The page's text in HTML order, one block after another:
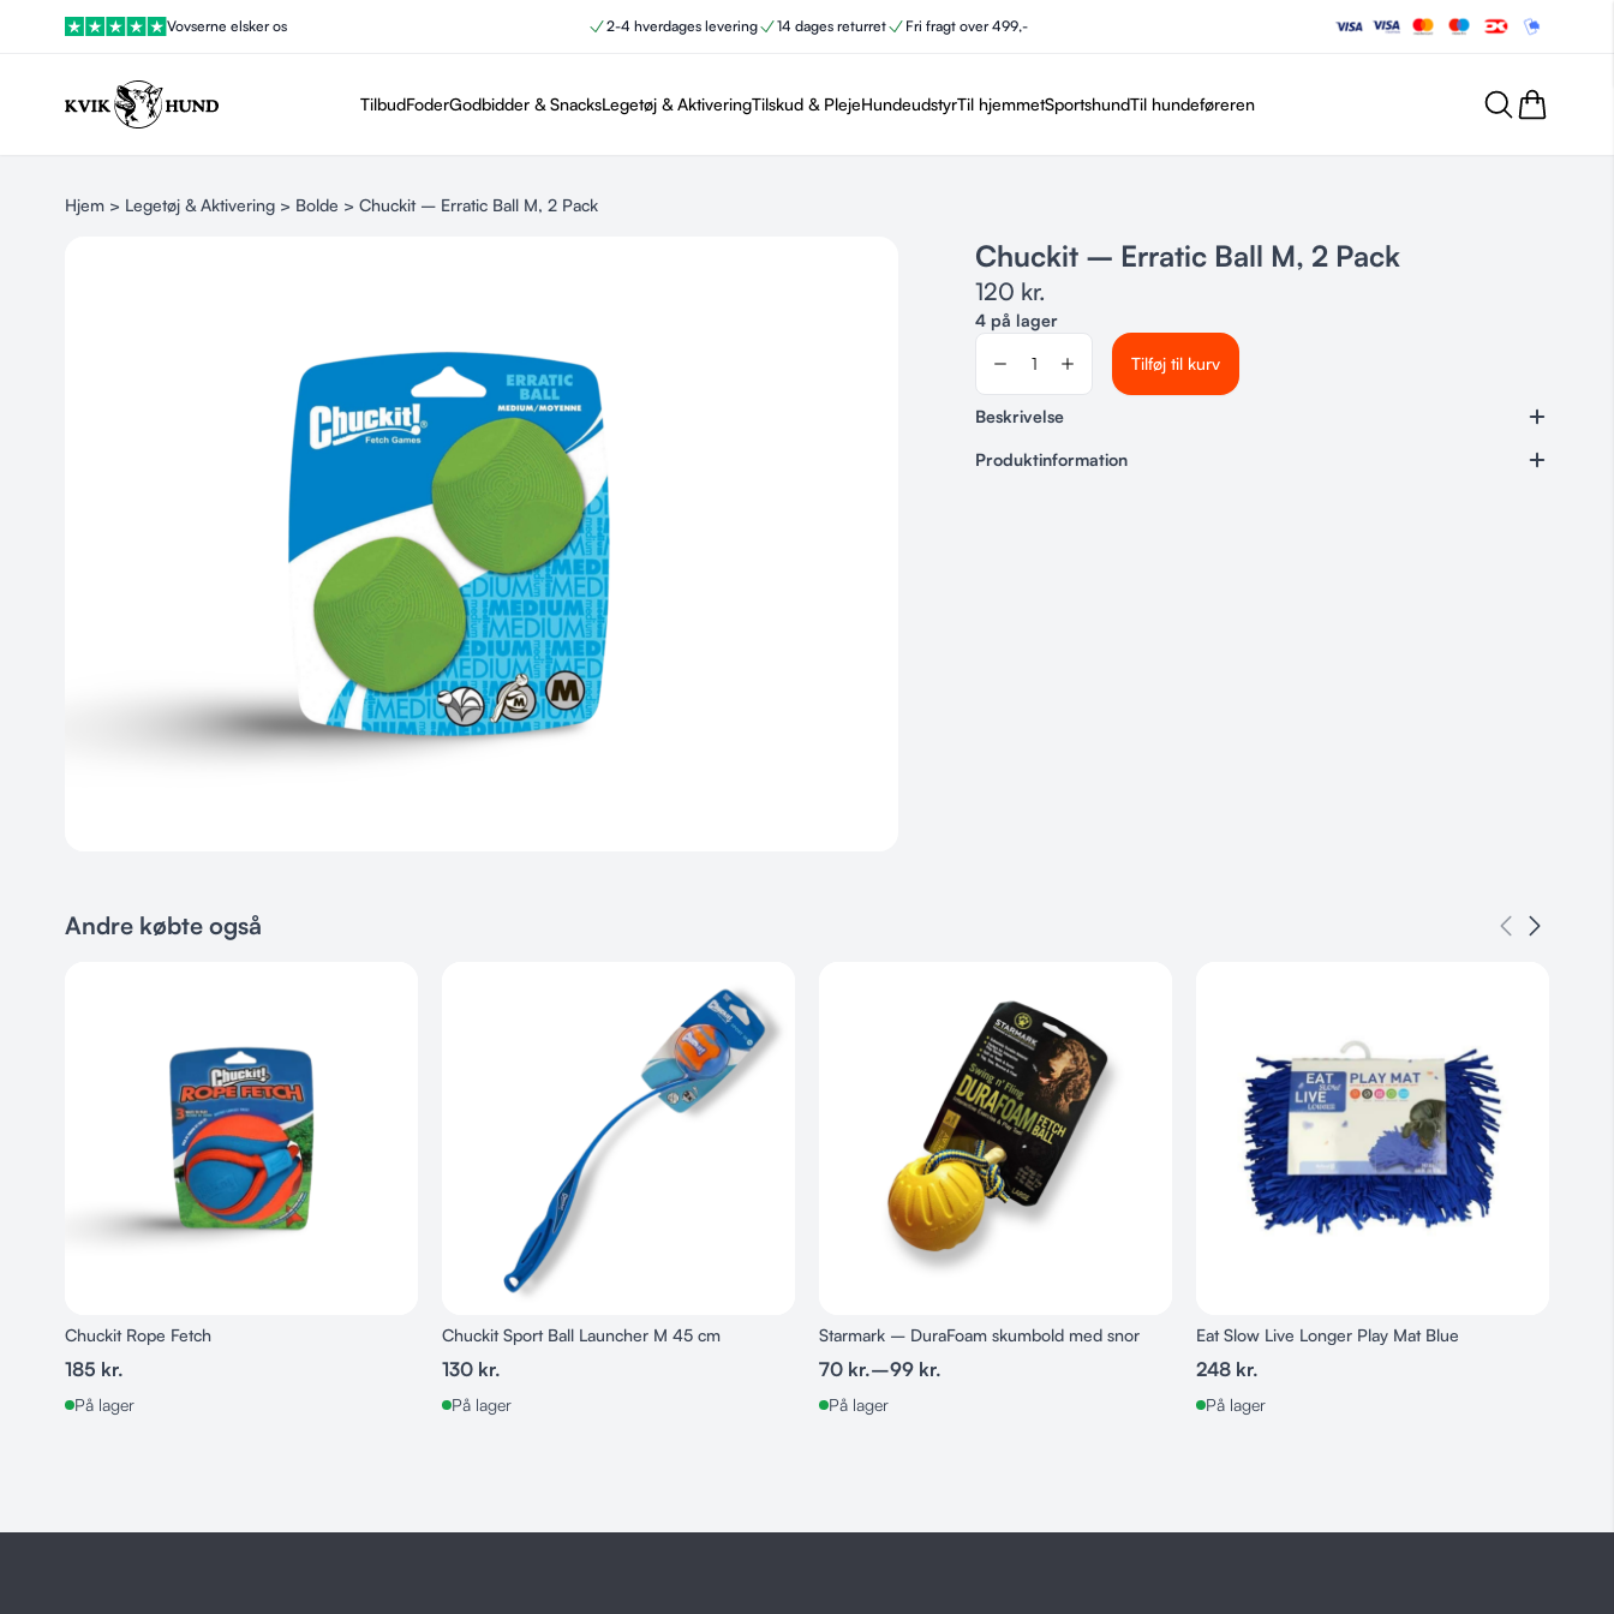
Vovserne elsker os 2-4 hverdages levering 14 dages returret Fri fragt over 499,-
TilbudFoderGodbidder & SnacksLegetøj & AktiveringTilskud & PlejeHundeudstyrTil hjemmetSportshundTil hundeføreren
Hjem > Legetøj & Aktivering > Bolde > Chuckit – Erratic Ball M, 2 Pack
Chuckit – Erratic Ball M, 2 Pack
120 kr.
4 på lager
Tilføj til kurv
Beskrivelse
Produktinformation
Andre købte også
Chuckit Rope Fetch
185 kr.
På lager
Chuckit Sport Ball Launcher M 45 cm
130 kr.
På lager
Starmark – DuraFoam skumbold med snor
70 kr.–99 kr.
På lager
Eat Slow Live Longer Play Mat Blue
248 kr.
På lager